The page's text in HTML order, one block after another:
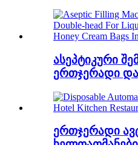
ასეპტიკური
ერთჯერადი
ერთჯერადი